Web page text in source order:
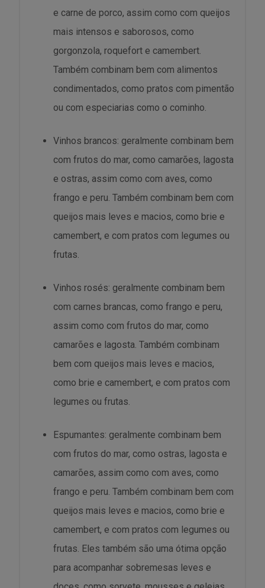
e carne de porco, assim como com queijos
mais intensos e saborosos, como
gorgonzola, roquefort e camembert.
Também combinam bem com alimentos
condimentados, como pratos com pimentão
ou com especiarias como o cominho.
Vinhos brancos: geralmente combinam bem
com frutos do mar, como camarões, lagosta
e ostras, assim como com aves, como
frango e peru. Também combinam bem com
queijos mais leves e macios, como brie e
camembert, e com pratos com legumes ou
frutas.
Vinhos rosés: geralmente combinam bem
com carnes brancas, como frango e peru,
assim como com frutos do mar, como
camarões e lagosta. Também combinam
bem com queijos mais leves e macios,
como brie e camembert, e com pratos com
legumes ou frutas.
Espumantes: geralmente combinam bem
com frutos do mar, como ostras, lagosta e
camarões, assim como com aves, como
frango e peru. Também combinam bem com
queijos mais leves e macios, como brie e
camembert, e com pratos com legumes ou
frutas. Eles também são uma ótima opção
para acompanhar sobremesas leves e